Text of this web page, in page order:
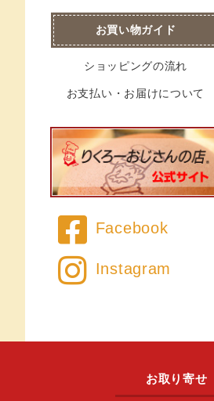
お買い物ガイド
ショッピングの流れ
お支払い・お届けについて
Facebook
Instagram
お取り寄せ